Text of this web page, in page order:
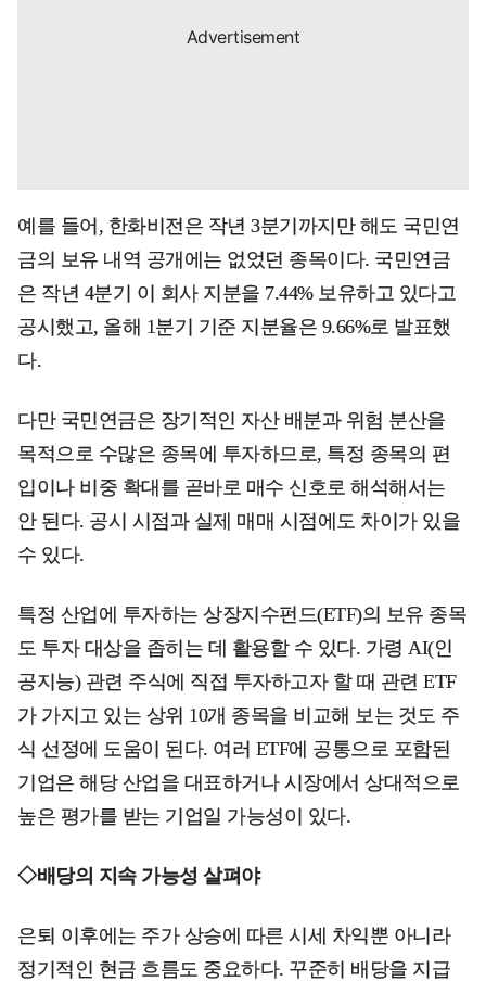
예를 들어, 한화비전은 작년 3분기까지만 해도 국민연
금의 보유 내역 공개에는 없었던 종목이다. 국민연금
은 작년 4분기 이 회사 지분을 7.44% 보유하고 있다고
공시했고, 올해 1분기 기준 지분율은 9.66%로 발표했
다.
다만 국민연금은 장기적인 자산 배분과 위험 분산을
목적으로 수많은 종목에 투자하므로, 특정 종목의 편
입이나 비중 확대를 곧바로 매수 신호로 해석해서는
안 된다. 공시 시점과 실제 매매 시점에도 차이가 있을
수 있다.
특정 산업에 투자하는 상장지수펀드(ETF)의 보유 종목
도 투자 대상을 좁히는 데 활용할 수 있다. 가령 AI(인
공지능) 관련 주식에 직접 투자하고자 할 때 관련 ETF
가 가지고 있는 상위 10개 종목을 비교해 보는 것도 주
식 선정에 도움이 된다. 여러 ETF에 공통으로 포함된
기업은 해당 산업을 대표하거나 시장에서 상대적으로
높은 평가를 받는 기업일 가능성이 있다.
◇배당의 지속 가능성 살펴야
은퇴 이후에는 주가 상승에 따른 시세 차익뿐 아니라
정기적인 현금 흐름도 중요하다. 꾸준히 배당을 지급